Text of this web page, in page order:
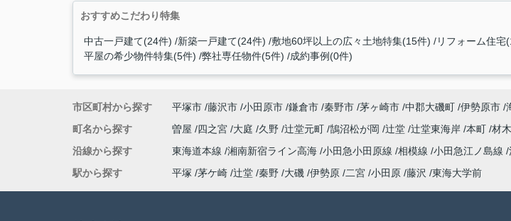
おすすめこだわり特集
中古一戸建て(24件) 新築一戸建て(24件) 敷地60坪以上の広々土地特集(15件) リフォーム住宅
平屋の希少物件特集(5件) 弊社専任物件(5件) 成約事例(0件)
市区町村から探す 平塚市 藤沢市 小田原市 鎌倉市 秦野市 茅ヶ崎市 中郡大磯町 伊勢原市
町名から探す
曽屋 四之宮 大庭 久野 辻堂元町 鵠沼松が岡 辻堂 辻堂東海岸 本町 材
沿線から探す
東海道本線 湘南新宿ライン高海 小田急小田原線 相模線 小田急江ノ島線
駅から探す
平塚 茅ケ崎 辻堂 秦野 大磯 伊勢原 二宮 小田原 藤沢 東海大学前